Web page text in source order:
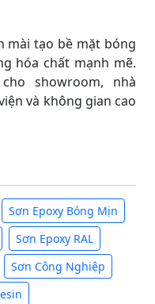
mài tạo bề mặt bóng
hóa chất mạnh mẽ.
showroom, nhà
và không gian cao
Sơn Epoxy Bóng Mịn
Sơn Epoxy RAL
Sơn Công Nghiệp